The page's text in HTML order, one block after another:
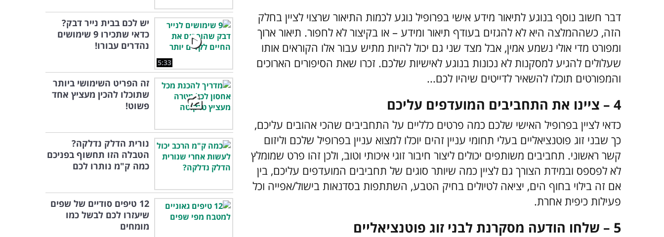
דבר חשוב נוסף בנוגע לתיאור מידע אישי בפרופיל נוגע לכמות התיאור שרצוי לציין בחלק
הזה, כשההמלצה היא לא להגזים בעודף תיאור ומידע – או בקיצור לא לחפור. תיאור ארוך
ומפורט מדי אולי נשמע אמין, אבל מצד שני גם יכול להיות מתיש עבור אלו הקוראים אותו
שעלולים להגיע למסקנות לא נכונות בנוגע לאישיות שלכם. זכרו שאת הסיפורים הארוכים
והמפורטים תוכלו להשאיר לדייטים שיהיו לכם...
4 – ציינו את התחביבים המועדפים עליכם
כדאי לציין בפרופיל האישי שלכם כמה פרטים כלליים על התחביבים שהכי אהובים עליכם,
כך שבני זוג פוטנציאליים בעלי תחומי עניין זהים יוכלו למצוא עניין בפרופיל שלכם וליזום
קשר ראשוני. תחביבים משותפים יכולים ליצור חיבור זוגי איכותי וטוב, ולכן זהו פרט שמומלץ
לא לפספס ובמידת הצורך גם לציין כמה שיותר סוגים של תחביבים המועדפים עליכם, בין
אם זה בילוי בחוף הים, יציאה לטיולים בחיק הטבע, השתתפות בסדנאות בישול/אפייה וכל
פעילות כיפית אחרת.
5 – שלחו הודעה מסקרנת לבני זוג פוטנציאליים
5:33
יש לכם בבית נייר דבק?
כדאי שתכירו 9 שימושים
נהדרים עבורו!
זה הפריט השימושי ביותר
שתוכלו להכין מעציץ אחד
פשוט!
נורית הדלק נדלקה?
הטבלה הזו תחשוף בפניכם
כמה ק"מ נותרו לכם
12 טיפים סודיים של שפים
שיעזרו לכם לבשל כמו
מומחים